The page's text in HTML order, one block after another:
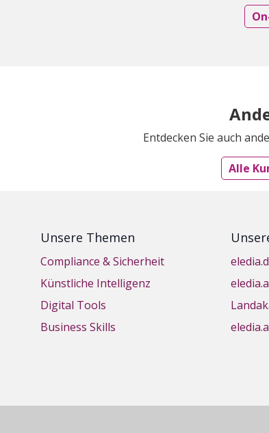
Entdecken Sie auch
Alle
Unsere Themen
Compliance & Sicherheit
Künstliche Intelligenz
Digital Tools
Business Skills